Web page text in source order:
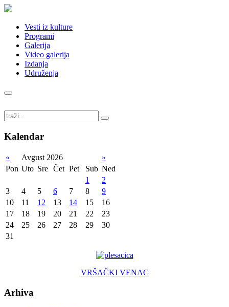
Vesti iz kulture
Programi
Galerija
Video galerija
Izdanja
Udruženja
Kalendar
« Avgust 2026
»
Pon Uto Sre Čet Pet Sub Ned
1
2
3
4 5 6 7 8
9
10
11 12 13 14 15
16
17
18 19 20 21 22
23
24
25 26 27 28 29
30
31
VRŠAČKI VENAC
Arhiva